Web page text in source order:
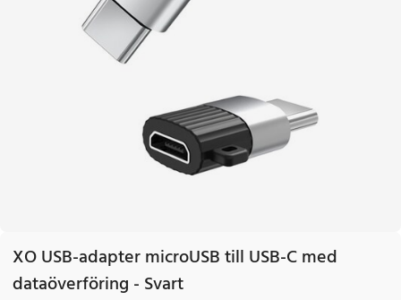
XO USB-adapter microUSB till USB-C med
dataöverföring - Svart